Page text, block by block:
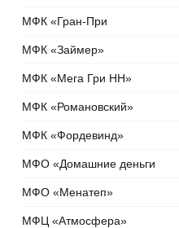
МФК «Гран-При
МФК «Займер»
МФК «Мега Гри НН»
МФК «Романовский»
МФК «Фордевинд»
МФО «Домашние деньги
МФО «Менатеп»
МФЦ «Атмосфера»